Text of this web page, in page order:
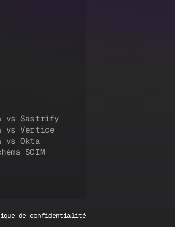
vs Sastrify
vs Vertice
vs Okta
SCIM
de confidentialité